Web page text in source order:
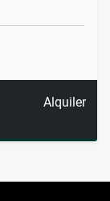
Alquiler